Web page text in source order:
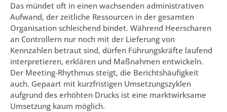
Das mündet oft in einen wachsenden administrativen
Aufwand, der zeitliche Ressourcen in der gesamten
Organisation schleichend bindet. Während Heerscharen
an Controllern nur noch mit der Lieferung von
Kennzahlen betraut sind, dürfen Führungskräfte laufend
interpretieren, erklären und Maßnahmen entwickeln.
Der Meeting-Rhythmus steigt, die Berichtshäufigkeit
auch. Gepaart mit kurzfristigen Umsetzungszyklen
aufgrund des erhöhten Drucks ist eine marktwirksame
Umsetzung kaum möglich.